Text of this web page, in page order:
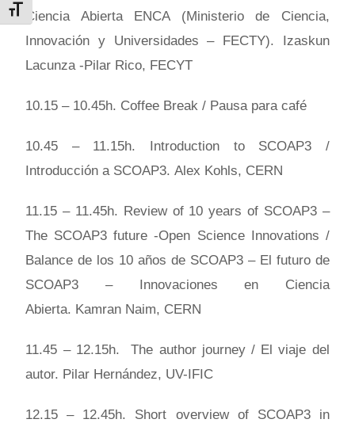
ALTERNAR TAMAÑO DE LETRA
Ciencia Abierta ENCA (Ministerio de Ciencia,
Innovación y Universidades – FECTY). Izaskun
Lacunza -Pilar Rico, FECYT
10.15 – 10.45h. Coffee Break / Pausa para café
10.45 – 11.15h. Introduction to SCOAP3 /
Introducción a SCOAP3. Alex Kohls, CERN
11.15 – 11.45h. Review of 10 years of SCOAP3 –
The SCOAP3 future -Open Science Innovations /
Balance de los 10 años de SCOAP3 – El futuro de
SCOAP3 – Innovaciones en Ciencia
Abierta. Kamran Naim, CERN
11.45 – 12.15h. The author journey / El viaje del
autor. Pilar Hernández, UV-IFIC
12.15 – 12.45h. Short overview of SCOAP3 in